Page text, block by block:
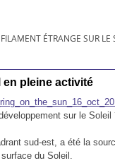
ÉTRANGE SUR LE
en pleine activité
sur le Soleil
sud-est, a été la
du Soleil.